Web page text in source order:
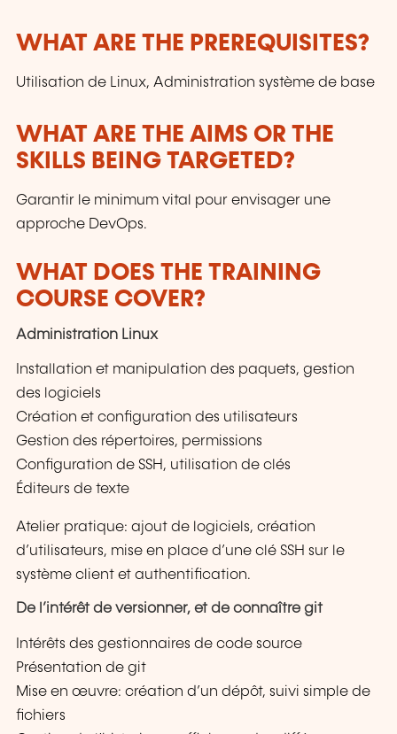
WHAT ARE THE PREREQUISITES?
Utilisation de Linux, Administration système de base
WHAT ARE THE AIMS OR THE
SKILLS BEING TARGETED?
Garantir le minimum vital pour envisager une
approche DevOps.
WHAT DOES THE TRAINING
COURSE COVER?
Administration Linux
Installation et manipulation des paquets, gestion
des logiciels
Création et configuration des utilisateurs
Gestion des répertoires, permissions
Configuration de SSH, utilisation de clés
Éditeurs de texte
Atelier pratique: ajout de logiciels, création
d’utilisateurs, mise en place d’une clé SSH sur le
système client et authentification.
De l’intérêt de versionner, et de connaître git
Intérêts des gestionnaires de code source
Présentation de git
Mise en œuvre: création d’un dépôt, suivi simple de
fichiers